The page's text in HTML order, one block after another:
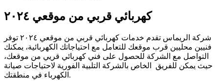
كهربائي قربي من موقعي ٢٠٢٤
شركة الريماس تقدم خدمات كهربائي قربي من موقعي ٢٠٢٤ توفر
فنيين محليين قرب موقعك للتعامل مع احتياجاتك الكهربائية، يمكنك
التواصل مع الشركة للحصول على فني كهربائي قريي من موقعك،
حيث يمكن للفريق الخاص بالشركة التلبية الفورية لاحتياجات صيانة
الكهرباء في منطقتك.